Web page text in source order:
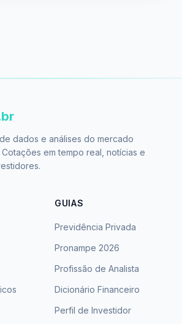
dados e análises do mercado
em tempo real, notícias e
GUIAS
Previdência Privada
Pronampe 2026
Profissão de Analista
Dicionário Financeiro
Perfil de Investidor